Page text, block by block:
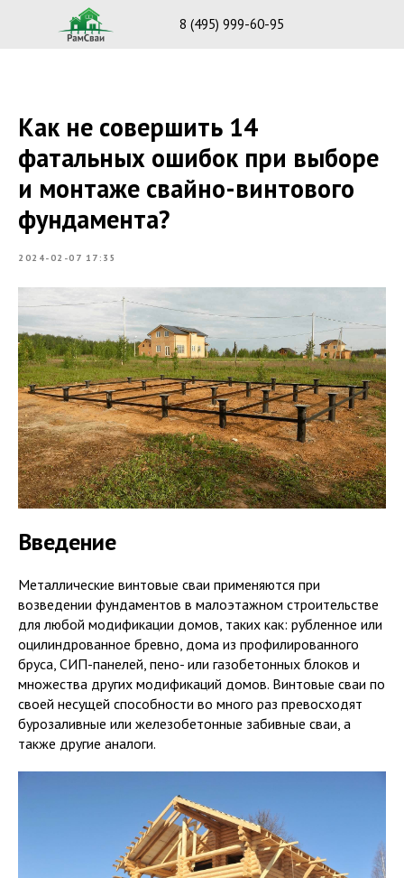
8 (495) 999-60-95
Как не совершить 14
фатальных ошибок при выборе
и монтаже свайно-винтового
фундамента?
2024-02-07 17:35
Введение
Металлические винтовые сваи применяются при
возведении фундаментов в малоэтажном строительстве
для любой модификации домов, таких как: рубленное или
оцилиндрованное бревно, дома из профилированного
бруса, СИП-панелей, пено- или газобетонных блоков и
множества других модификаций домов. Винтовые сваи по
своей несущей способности во много раз превосходят
бурозаливные или железобетонные забивные сваи, а
также другие аналоги.